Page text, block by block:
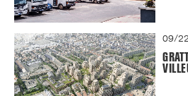
09/22